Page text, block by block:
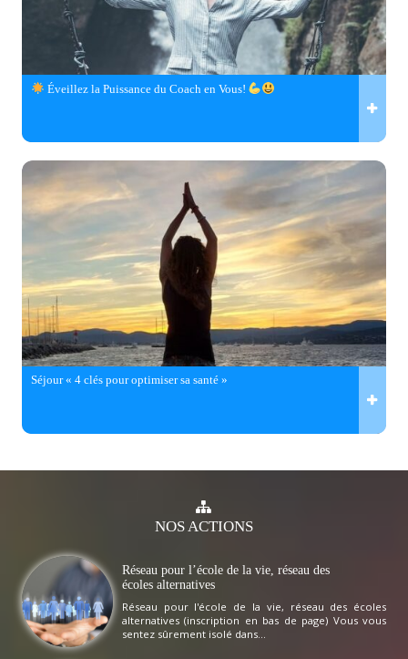
Éveillez la Puissance du Coach en Vous!
Séjour « 4 clés pour optimiser sa santé »
NOSACTIONS
Réseau pour l’école de la vie, réseau des
écoles alternatives
Réseau pour l'école de la vie, réseau des écoles
alternatives (inscription en bas de page) Vous vous
sentez sûrement isolé dans...